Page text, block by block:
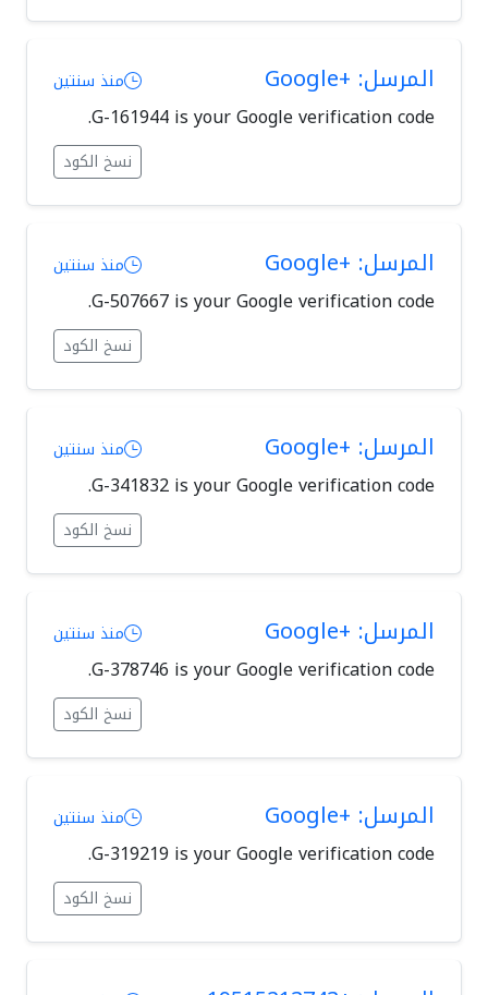
المرسل: +Google منذ سنتين
G-161944 is your Google verification code.
نسخ الكود
المرسل: +Google منذ سنتين
G-507667 is your Google verification code.
نسخ الكود
المرسل: +Google منذ سنتين
G-341832 is your Google verification code.
نسخ الكود
المرسل: +Google منذ سنتين
G-378746 is your Google verification code.
نسخ الكود
المرسل: +Google منذ سنتين
G-319219 is your Google verification code.
نسخ الكود